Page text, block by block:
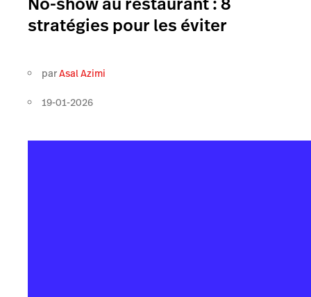
stratégies pour les éviter
parAsal Azimi
19-01-2026